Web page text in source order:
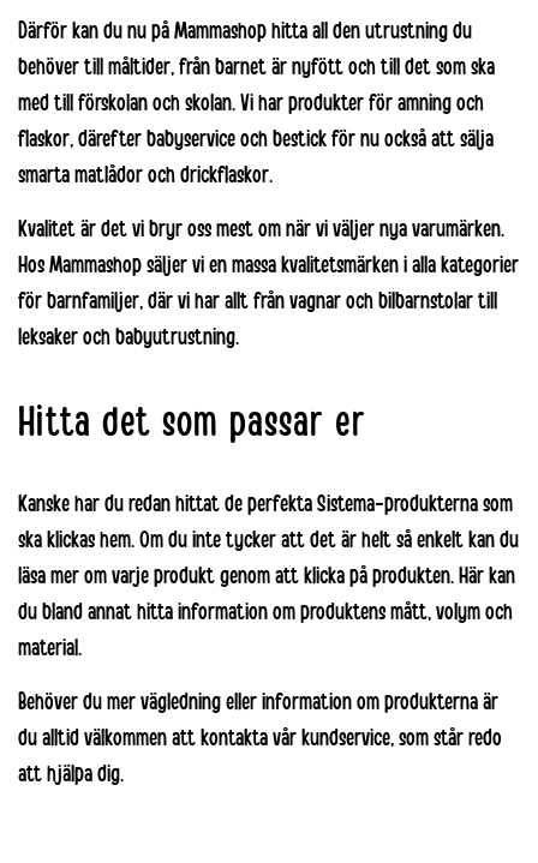
Därför kan du nu på Mammashop hitta all den utrustning du
behöver till måltider, från barnet är nyfött och till det som ska
med till förskolan och skolan. Vi har produkter för amning och
flaskor, därefter babyservice och bestick för nu också att sälja
smarta matlådor och drickflaskor.
Kvalitet är det vi bryr oss mest om när vi väljer nya varumärken.
Hos Mammashop säljer vi en massa kvalitetsmärken i alla kategorier
för barnfamiljer, där vi har allt från vagnar och bilbarnstolar till
leksaker och babyutrustning.
Hitta det som passar er
Kanske har du redan hittat de perfekta Sistema-produkterna som
ska klickas hem. Om du inte tycker att det är helt så enkelt kan du
läsa mer om varje produkt genom att klicka på produkten. Här kan
du bland annat hitta information om produktens mått, volym och
material.
Behöver du mer vägledning eller information om produkterna är
du alltid välkommen att kontakta vår kundservice, som står redo
att hjälpa dig.